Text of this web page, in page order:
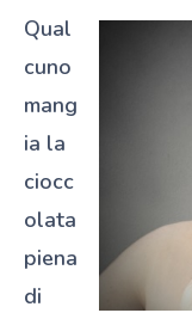
Qual
cuno
mang
ia la
ciocc
olata
piena
di